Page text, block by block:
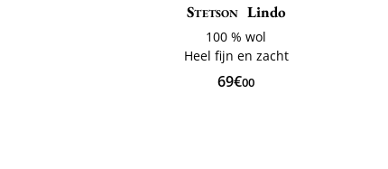
Stetson Lindo
100 % wol
Heel fijn en zacht
69€00